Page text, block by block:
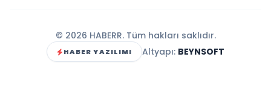
© 2026 HABERR. Tüm hakları saklıdır.
HABER YAZILIMI Altyapı: BEYNSOFT